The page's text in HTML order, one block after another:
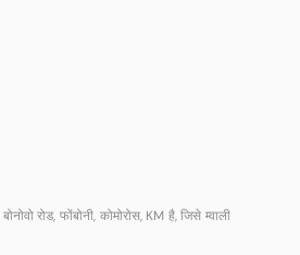
रोड, फोंबोनी, कोमोरोस, KM है, जिसे म्वाली